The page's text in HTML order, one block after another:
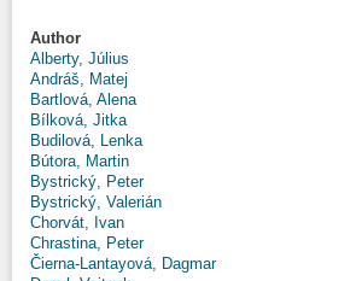
Author
Alberty, Július
Andráš, Matej
Bartlová, Alena
Bílková, Jitka
Budilová, Lenka
Bútora, Martin
Bystrický, Peter
Bystrický, Valerián
Chorvát, Ivan
Chrastina, Peter
Čierna-Lantayová, Dagmar